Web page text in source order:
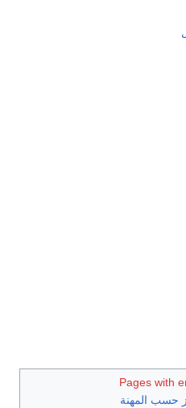
Pages with
حسب المهنة